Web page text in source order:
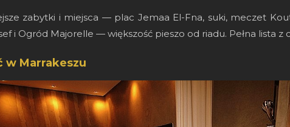
zabytki i miejsca — plac Jemaa El-Fna, suki, meczet
i Ogród Majorelle — większość pieszo od riadu. Pełna lista z
w Marrakeszu